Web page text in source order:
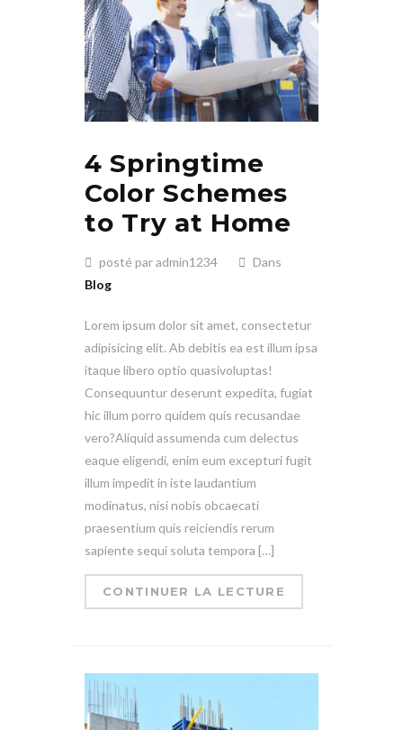
4 Springtime
Color Schemes
to Try at Home
posté par admin1234
Dans
Blog
Lorem ipsum dolor sit amet, consectetur
adipisicing elit. Ab debitis ea est illum ipsa
itaque libero optio quasivoluptas!
Consequuntur deserunt expedita, fugiat
hic illum porro quidem quis recusandae
vero?Aliquid assumenda cum delectus
eaque eligendi, enim eum excepturi fugit
illum impedit in iste laudantium
modinatus, nisi nobis obcaecati
praesentium quis reiciendis rerum
sapiente sequi soluta tempora […]
CONTINUER LA LECTURE